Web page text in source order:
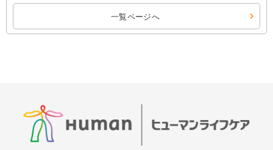
一覧ページへ